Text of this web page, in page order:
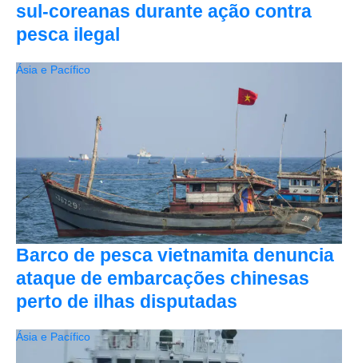
sul-coreanas durante ação contra
pesca ilegal
Barco de pesca vietnamita denuncia
ataque de embarcações chinesas
perto de ilhas disputadas
Ásia e Pacífico
Ásia e Pacífico